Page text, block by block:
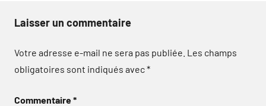
Laisser un commentaire
Votre adresse e-mail ne sera pas publiée. Les champs
obligatoires sont indiqués avec*
Commentaire*